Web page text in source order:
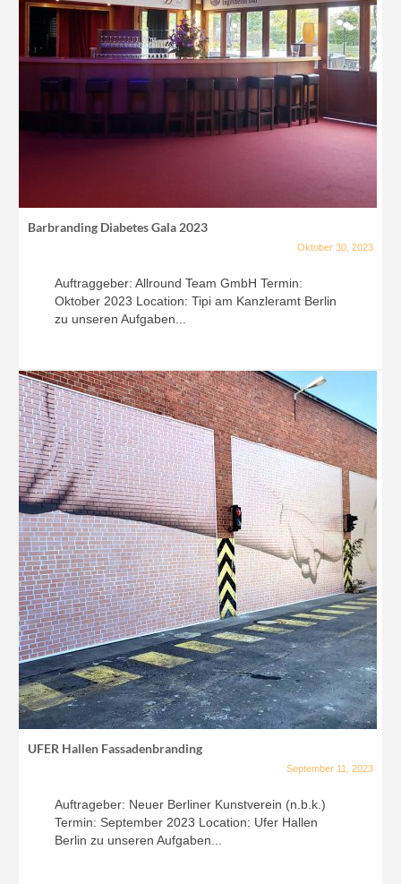
Barbranding Diabetes Gala 2023
Oktober 30, 2023
Auftraggeber: Allround Team GmbH Termin:
Oktober 2023 Location: Tipi am Kanzleramt Berlin
zu unseren Aufgaben...
UFER Hallen Fassadenbranding
September 11, 2023
Auftrageber: Neuer Berliner Kunstverein (n.b.k.)
Termin: September 2023 Location: Ufer Hallen
Berlin zu unseren Aufgaben...